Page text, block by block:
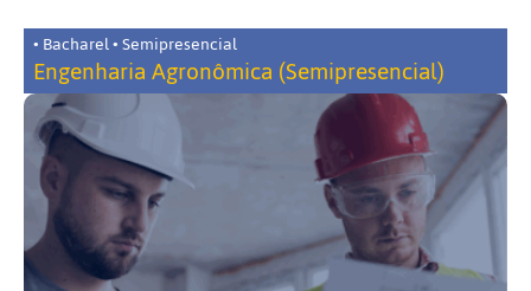
• Bacharel • Semipresencial
Engenharia Agronômica (Semipresencial)